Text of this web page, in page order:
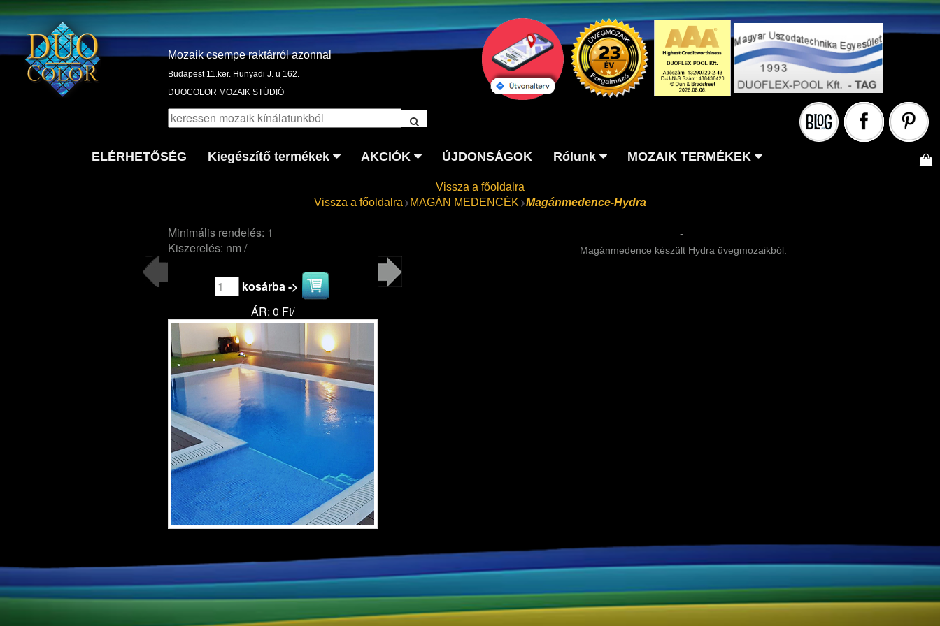
Mozaik csempe raktárról azonnal
Budapest 11.ker. Hunyadi J. u 162.
DUOCOLOR MOZAIK STÚDIÓ
ELÉRHETŐSÉG Kiegészítő termékek AKCIÓK ÚJDONSÁGOK Rólunk MOZAIK TERMÉKEK
Vissza a főoldalra
Vissza a főoldalra
MAGÁN MEDENCÉK Magánmedence-Hydra
Minimális rendelés: 1
Kiszerelés: nm /
kosárba ->
ÁR: 0 Ft/
-
Magánmedence készült Hydra üvegmozaikból.